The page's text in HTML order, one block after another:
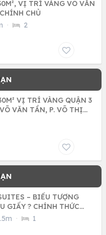
VỊ TRÍ VÀNG VÕ VĂN
CHỦ
· 2
VỊ TRÍ VÀNG QUẬN 3
VĂN TẦN, P. VÕ THỊ
– BIỂU TƯỢNG
GIẤY ? CHÍNH THỨC
· 1